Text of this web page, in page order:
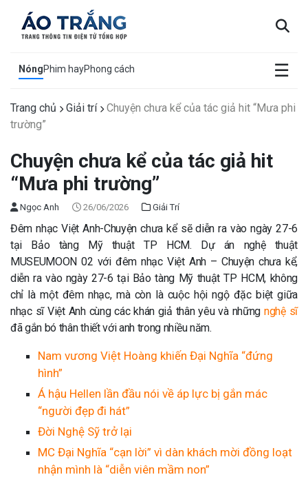
NóngPhim hayPhong cách ☰
×
Trang chủ Giải trí
Chuyện chưa kể của tác giả hit “Mưa phi
trường”
Chuyện chưa kể của tác giả hit
“Mưa phi trường”
Ngọc Anh 26/06/2026 Giải Trí
Đêm nhạc Việt Anh-Chuyện chưa kể sẽ diễn ra vào ngày 27-6
tại Bảo tàng Mỹ thuật TP HCM. Dự án nghệ thuật
MUSEUMOON 02 với đêm nhạc Việt Anh – Chuyện chưa kể,
diễn ra vào ngày 27-6 tại Bảo tàng Mỹ thuật TP HCM, không
chỉ là một đêm nhạc, mà còn là cuộc hội ngộ đặc biệt giữa
nhạc sĩ Việt Anh cùng các khán giả thân yêu và những nghệ sĩ
đã gắn bó thân thiết với anh trong nhiều năm.
Nam vương Việt Hoàng khiến Đại Nghĩa “đứng
hình”
Á hậu Hellen lần đầu nói về áp lực bị gắn mác
“người đẹp đi hát”
Đời Nghệ Sỹ trở lại
MC Đại Nghĩa “cạn lời” vì dàn khách mời đồng loạt
nhận mình là “diễn viên mầm non”